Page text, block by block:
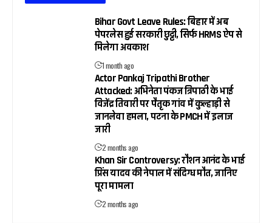
Bihar Govt Leave Rules: बिहार में अब
पेपरलेस हुई सरकारी छुट्टी, सिर्फ HRMS ऐप से
मिलेगा अवकाश
1 month ago
Actor Pankaj Tripathi Brother
Attacked: अभिनेता पंकज त्रिपाठी के भाई
विजेंद्र तिवारी पर पैतृक गांव में कुल्हाड़ी से
जानलेवा हमला, पटना के PMCH में इलाज
जारी
2 months ago
Khan Sir Controversy: रौशन आनंद के भाई
प्रिंस यादव की नेपाल में संदिग्ध मौत, जानिए
पूरा मामला
2 months ago